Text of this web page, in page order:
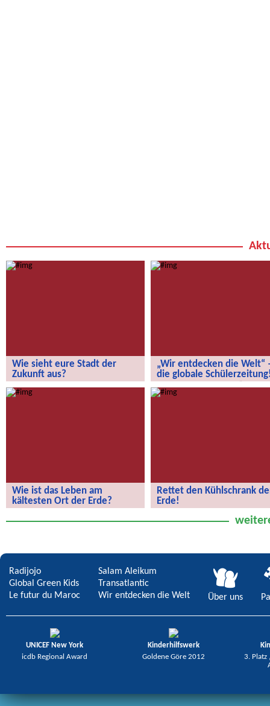
Wie sieht eure Stadt der
Zukunft aus?
„Wir entdecken die Welt“
die globale
globale Schülerzeitung!
Wie ist das Leben am
kältesten Ort der Erde?
der Erde?
Rettet den Kühlschrank
Erde!
Radijojo
Global Green Kids
Le futur du Maroc
Salam Aleikum
Transatlantic
Wir entdecken die Welt
Über uns
UNICEF New York
icdb Regional Award
Kinderhilfswerk
Goldene Göre 2012
3. Platz